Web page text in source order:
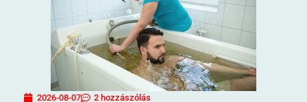
2026-08-07 2 hozzászólás